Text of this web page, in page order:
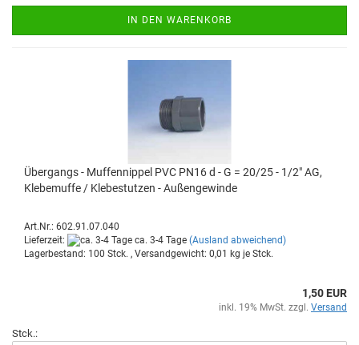
IN DEN WARENKORB
Über­gangs - Muf­fen­nip­pel PVC PN16 d - G = 20/25 - 1/2" AG,
Kle­be­muf­fe / Kle­be­stut­zen - Au­ßen­ge­win­de
Art.Nr.: 602.91.07.040
Lieferzeit:
ca. 3-4 Tage (Ausland abweichend)
Lagerbestand: 100 Stck. , Versandgewicht: 0,01 kg je Stck.
1,50 EUR
inkl. 19% MwSt. zzgl. Versand
Stck.: